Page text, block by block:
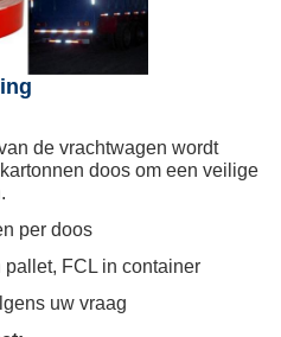
de vrachtwagen wordt
doos om een veilige
per doos
FCL in container
uw vraag